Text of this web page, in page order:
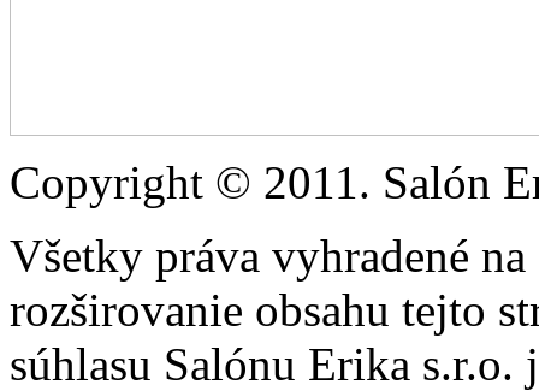
Copyright © 2011. Salón
Všetky práva vyhradené
rozširovanie obsahu tejto
súhlasu Salónu Erika s.r.o.